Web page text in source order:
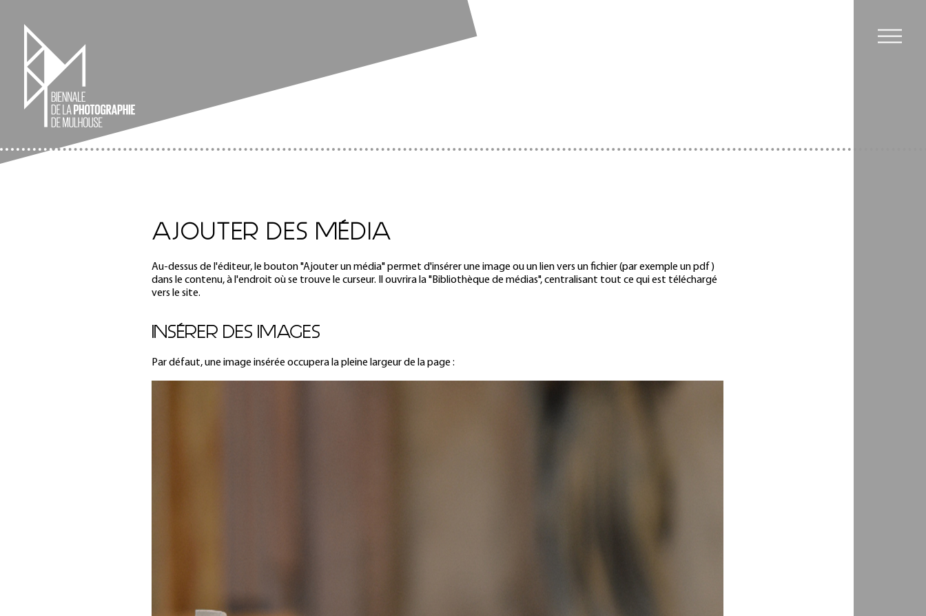
AJOUTER DES MÉDIA
Au-dessus de l'éditeur, le bouton "Ajouter un média" permet d'insérer une image ou un lien vers un fichier (par exemple un pdf)
dans le contenu, à l'endroit où se trouve le curseur. Il ouvrira la "Bibliothèque de médias", centralisant tout ce qui est téléchargé
vers le site.
INSÉRER DES IMAGES
Par défaut, une image insérée occupera la pleine largeur de la page :